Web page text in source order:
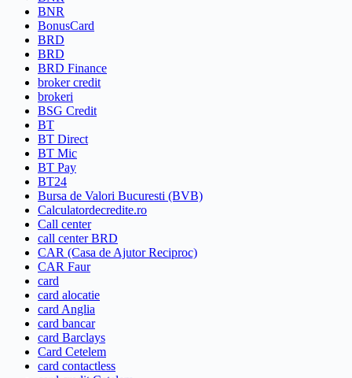
BNR
BonusCard
BRD
BRD
BRD Finance
broker credit
brokeri
BSG Credit
BT
BT Direct
BT Mic
BT Pay
BT24
Bursa de Valori Bucuresti (BVB)
Calculatordecredite.ro
Call center
call center BRD
CAR (Casa de Ajutor Reciproc)
CAR Faur
card
card alocatie
card Anglia
card bancar
card Barclays
Card Cetelem
card contactless